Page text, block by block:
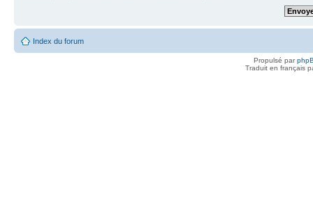
Index du forum
Propulsé par
Traduit en français